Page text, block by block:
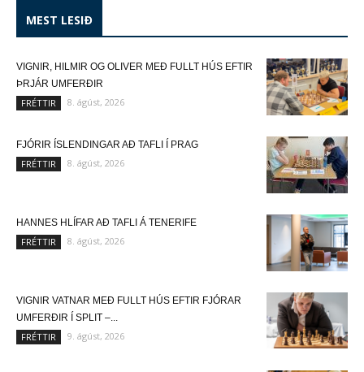
MEST LESIÐ
VIGNIR, HILMIR OG OLIVER MEÐ FULLT HÚS EFTIR
ÞRJÁR UMFERÐIR
FRÉTTIR 8. ágúst, 2026
FJÓRIR ÍSLENDINGAR AÐ TAFLI Í PRAG
FRÉTTIR 8. ágúst, 2026
HANNES HLÍFAR AÐ TAFLI Á TENERIFE
FRÉTTIR 8. ágúst, 2026
VIGNIR VATNAR MEÐ FULLT HÚS EFTIR FJÓRAR
UMFERÐIR Í SPLIT –...
FRÉTTIR 9. ágúst, 2026